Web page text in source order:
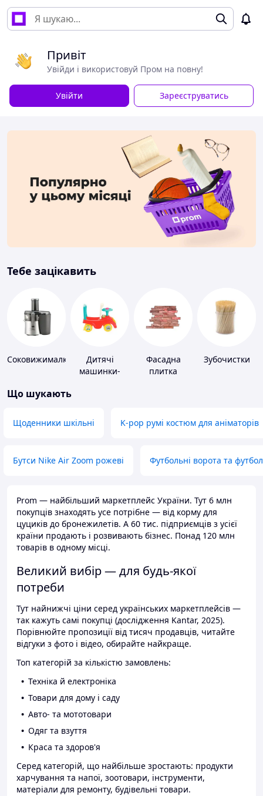
Привіт
Увійди і використовуй Пром на повну!
Увійти Зареєструватись
Тебе зацікавить
Соковижималки
Дитячі
машинки-
Фасадна
плитка
Зубочистки
Що шукають
Щоденники шкільні K-pop румі костюм для аніматорів
Бутси Nike Air Zoom рожеві Футбольні ворота та
Prom — найбільший маркетплейс України. Тут 6 млн
покупців знаходять усе потрібне — від корму для
цуциків до бронежилетів. А 60 тис. підприємців з усієї
країни продають і розвивають бізнес. Понад 120 млн
товарів в одному місці.
Великий вибір — для будь-якої
потреби
Тут найнижчі ціни серед українських маркетплейсів —
так кажуть самі покупці (дослідження Kantar, 2025).
Порівнюйте пропозиції від тисяч продавців, читайте
відгуки з фото і відео, обирайте найкраще.
Топ категорій за кількістю замовлень:
Техніка й електроніка
Товари для дому і саду
Авто- та мототовари
Одяг та взуття
Краса та здоров'я
Серед категорій, що найбільше зростають: продукти
харчування та напої, зоотовари, інструменти,
матеріали для ремонту, будівельні товари.